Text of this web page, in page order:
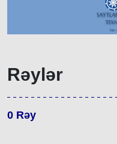
Rəylər
0 Rəy